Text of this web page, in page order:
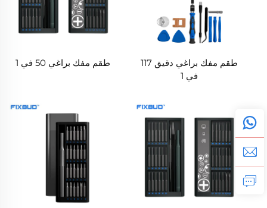
طقم مفك براغي دقيق 117
في 1
طقم مفك براغي 50 في 1